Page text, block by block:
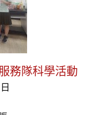
務隊科學活動